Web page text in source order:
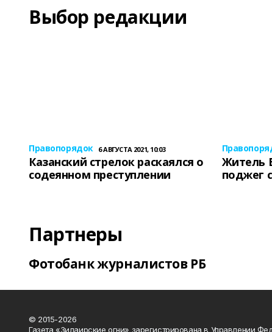
Выбор редакции
Правопорядок 6 АВГУСТА 2021, 10:03
Казанский стрелок раскаялся о
содеянном преступлении
Житель
поджег
Партнеры
Фотобанк журналистов РБ
© 2015-2026
Газета «Зилаирские огни» зарегистрирована в Управлении